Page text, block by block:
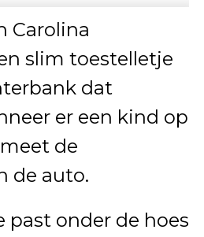
Carolina
slim toestelletje
dat
er een kind op
de
de auto.
past onder de hoes